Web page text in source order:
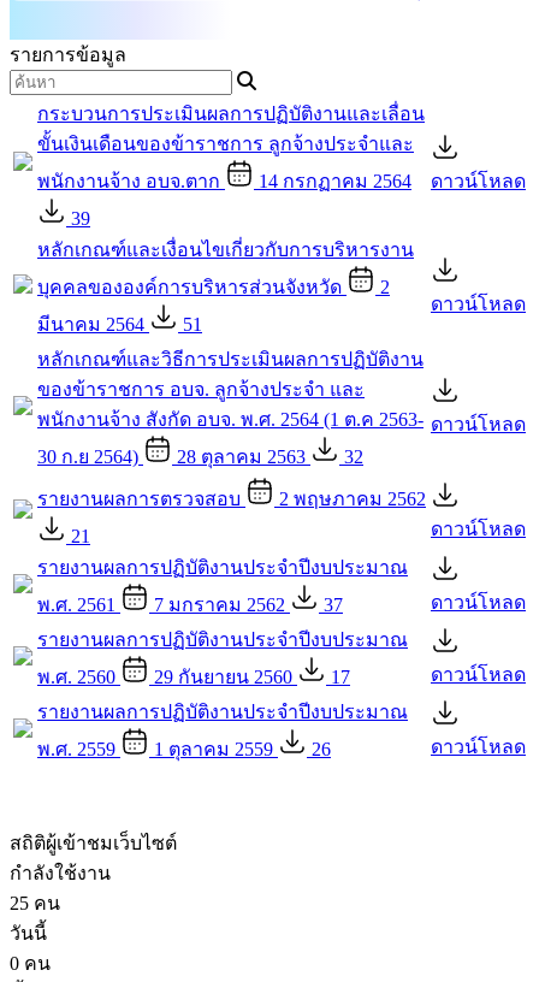
รายการข้อมูล
กระบวนการประเมินผลการปฏิบัติงานและเลื่อน
ขั้นเงินเดือนของข้าราชการ ลูกจ้างประจำและ
พนักงานจ้าง อบจ.ตาก
14 กรกฏาคม 2564
39
ดาวน์โหลด
หลักเกณฑ์และเงื่อนไขเกี่ยวกับการบริหารงาน
บุคคลขององค์การบริหารส่วนจังหวัด
2
มีนาคม 2564
51
ดาวน์โหลด
หลักเกณฑ์และวิธีการประเมินผลการปฏิบัติงาน
ของข้าราชการ อบจ. ลูกจ้างประจำ และ
พนักงานจ้าง สังกัด อบจ. พ.ศ. 2564 (1 ต.ค 2563-
30 ก.ย 2564)
28 ตุลาคม 2563 32
ดาวน์โหลด
รายงานผลการตรวจสอบ
2 พฤษภาคม 2562
21
ดาวน์โหลด
รายงานผลการปฏิบัติงานประจำปีงบประมาณ
พ.ศ. 2561
7 มกราคม 2562 37
ดาวน์โหลด
รายงานผลการปฏิบัติงานประจำปีงบประมาณ
พ.ศ. 2560
29 กันยายน 2560 17
ดาวน์โหลด
รายงานผลการปฏิบัติงานประจำปีงบประมาณ
พ.ศ. 2559
1 ตุลาคม 2559 26 ดาวน์โหลด
สถิติผู้เข้าชมเว็บไซต์
กำลังใช้งาน
25 คน
วันนี้
0 คน